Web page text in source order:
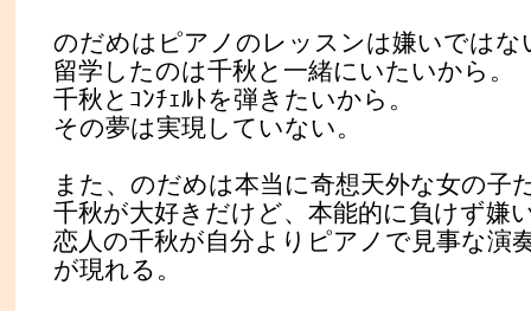
のだめはピアノのレッスンは嫌いではな
留学したのは千秋と一緒にいたいから。
千秋とｺﾝﾁｪﾙﾄを弾きたいから。
その夢は実現していない。
また、のだめは本当に奇想天外な女の子
千秋が大好きだけど、本能的に負けず嫌
恋人の千秋が自分よりピアノで見事な演
が現れる。